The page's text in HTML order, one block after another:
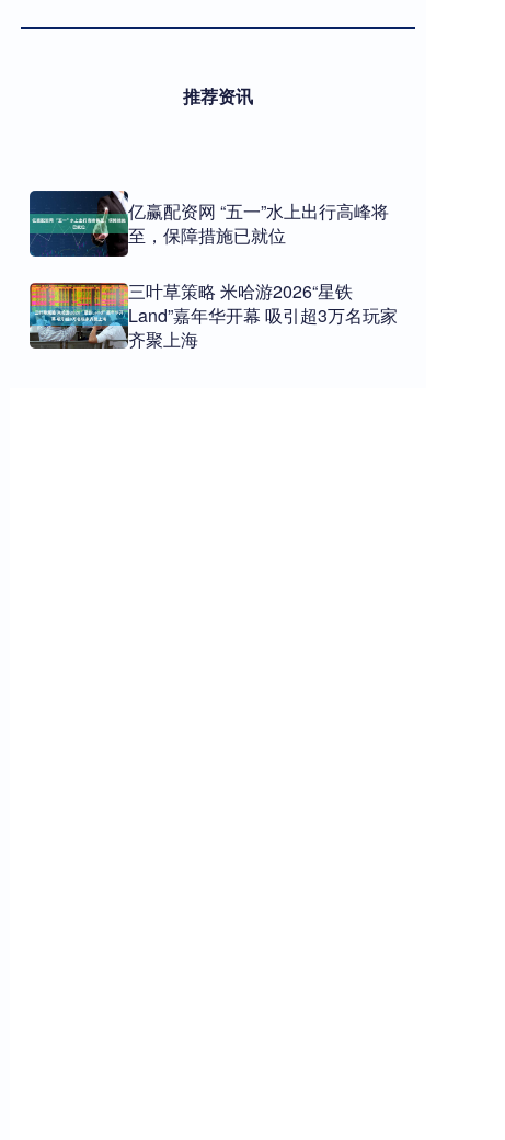
推荐资讯
亿赢配资网 “五一”水上出行高峰将
至，保障措施已就位
三叶草策略 米哈游2026“星铁
Land”嘉年华开幕 吸引超3万名玩家
齐聚上海